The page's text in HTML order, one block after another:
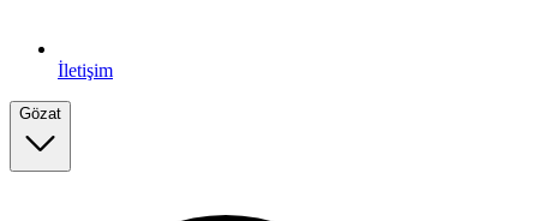
İletişim
Gözat